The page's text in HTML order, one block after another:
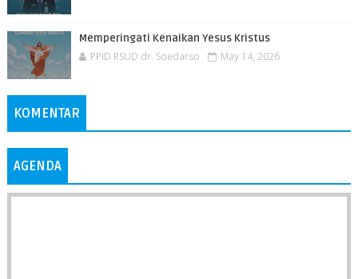
Memperingati Kenaikan Yesus Kristus
PPID RSUD dr. Soedarso May 14, 2026
KOMENTAR
AGENDA